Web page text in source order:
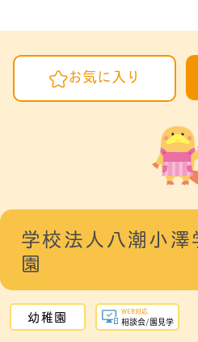
お気に入り
学校法人八潮小
園
幼稚園 WEB対応
相談会/園見学